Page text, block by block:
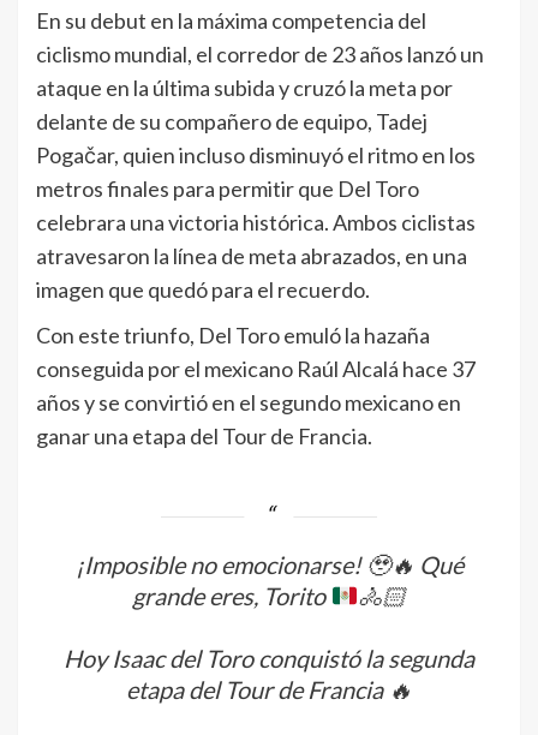
En su debut en la máxima competencia del
ciclismo mundial, el corredor de 23 años lanzó un
ataque en la última subida y cruzó la meta por
delante de su compañero de equipo, Tadej
Pogačar, quien incluso disminuyó el ritmo en los
metros finales para permitir que Del Toro
celebrara una victoria histórica. Ambos ciclistas
atravesaron la línea de meta abrazados, en una
imagen que quedó para el recuerdo.
Con este triunfo, Del Toro emuló la hazaña
conseguida por el mexicano Raúl Alcalá hace 37
años y se convirtió en el segundo mexicano en
ganar una etapa del Tour de Francia.
¡Imposible no emocionarse! 🥹🔥 Qué
grande eres, Torito
🚴🏻
Hoy Isaac del Toro conquistó la segunda
etapa del Tour de Francia 🔥